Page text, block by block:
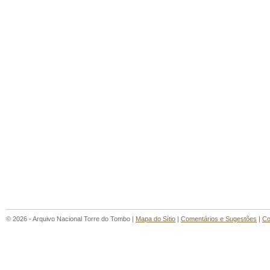
© 2026 - Arquivo Nacional Torre do Tombo | Mapa do Sítio | Comentários e Sugestões |